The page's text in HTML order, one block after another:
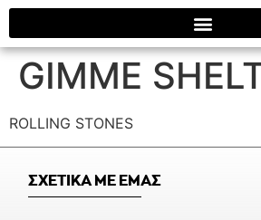
GIMME
ROLLING STONES
ΣΧΕΤΙΚΑ ΜΕ ΕΜΑΣ